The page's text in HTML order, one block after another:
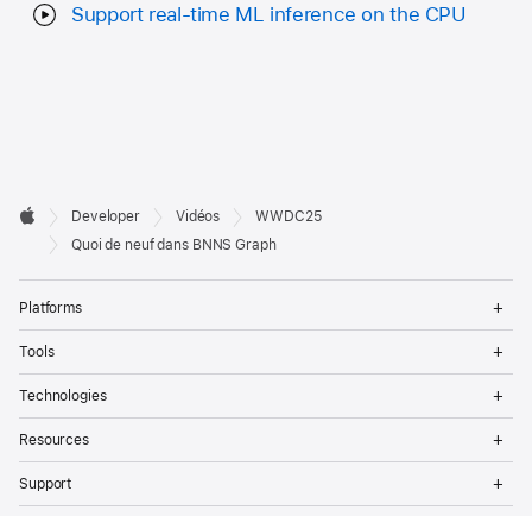
Support real-time ML inference on the CPU
Developer
Footer

Apple
Developer Vidéos
WWDC25
Quoi de neuf dans BNNS Graph
Platforms
Tools
Technologies
Resources
Support